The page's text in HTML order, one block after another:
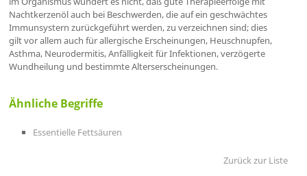
Nachtkerzenöl auch bei Beschwerden, die auf ein geschwächtes
Immunsystern zurückgeführt werden, zu verzeichnen sind; dies
gilt vor allem auch für allergische Erscheinungen, Heuschnupfen,
Asthma, Neurodermitis, Anfälligkeit für Infektionen, verzögerte
Wundheilung und bestimmte Alterserscheinungen.
Ähnliche Begriffe
Essentielle Fettsäuren
Zurück zur Liste